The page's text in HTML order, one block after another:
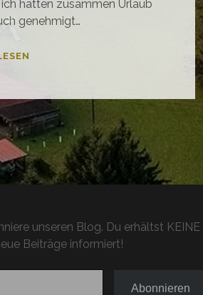
hatten zusammen Urlaub
genehmigt…
SEHR
GELUNGENE
ÜBERRASCHUNG
unseren Blog. Du erhältst KEINE
Beiträge informiert!
Abonnieren